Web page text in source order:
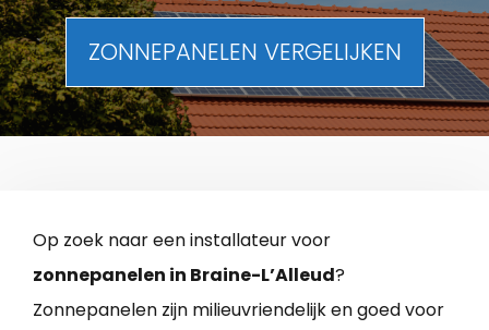
ZONNEPANELEN VERGELIJKEN
Op zoek naar een installateur voor
zonnepanelen in Braine-L’Alleud?
Zonnepanelen zijn milieuvriendelijk en goed voor